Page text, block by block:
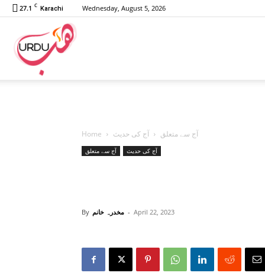
27.1 C Karachi Wednesday, August 5, 2026
Home آج سے متعلق آج کی حدیث
آج سے متعلق آج کی حدیث
By مخدرہ خانم - April 22, 2023